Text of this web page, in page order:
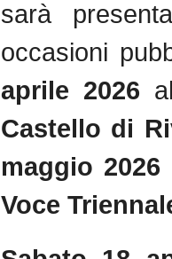
sarà
occasioni
aprile 2026
Castello di
maggio 2026
Voce